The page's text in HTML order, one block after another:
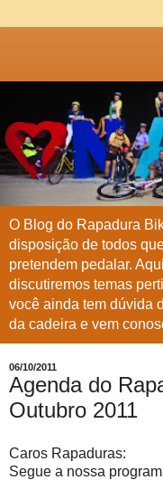
O Blog do Rapadura
disposição de todos
pretendem pedalar.
discutiremos temas
você ainda tem dúvida
da cadeira e vem
06/10/2011
Agenda do
Outubro 2011
Caros Rapaduras:
Segue a nossa